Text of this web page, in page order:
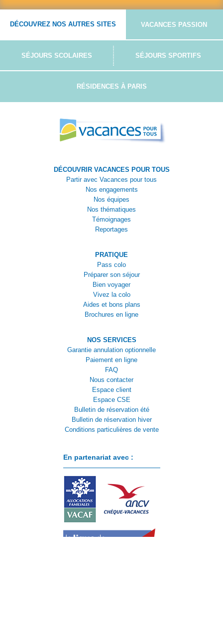
DÉCOUVREZ NOS AUTRES SITES VACANCES PASSION
SÉJOURS SCOLAIRES SÉJOURS SPORTIFS
RÉSIDENCES À PARIS
DÉCOUVRIR VACANCES POUR TOUS
Partir avec Vacances pour tous
Nos engagements
Nos équipes
Nos thématiques
Témoignages
Reportages
PRATIQUE
Pass colo
Préparer son séjour
Bien voyager
Vivez la colo
Aides et bons plans
Brochures en ligne
NOS SERVICES
Garantie annulation optionnelle
Paiement en ligne
FAQ
Nous contacter
Espace client
Espace CSE
Bulletin de réservation été
Bulletin de réservation hiver
Conditions particulières de vente
En partenariat avec :